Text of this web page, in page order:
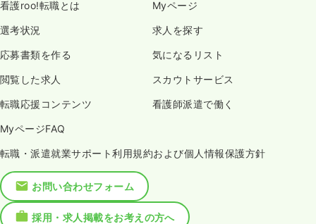
看護roo!転職とは Myページ
選考状況 求人を探す
応募書類を作る 気になるリスト
閲覧した求人 スカウトサービス
転職応援コンテンツ 看護師派遣で働く
MyページFAQ
転職・派遣就業サポート利用規約および個人情報保護方針
お問い合わせフォーム
採用・求人掲載をお考えの方へ